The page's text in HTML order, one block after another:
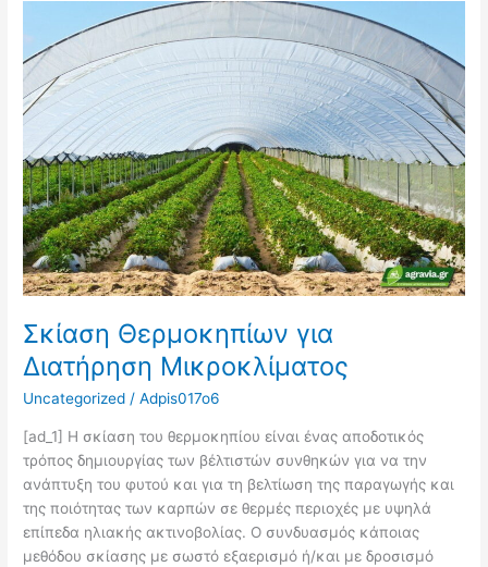
Σκίαση Θερμοκηπίων για
Διατήρηση Μικροκλίματος
Uncategorized /Adpis017o6
[ad_1] Η σκίαση του θερμοκηπίου είναι ένας αποδοτικός
τρόπος δημιουργίας των βέλτιστών συνθηκών για να την
ανάπτυξη του φυτού και για τη βελτίωση της παραγωγής και
της ποιότητας των καρπών σε θερμές περιοχές με υψηλά
επίπεδα ηλιακής ακτινοβολίας. Ο συνδυασμός κάποιας
μεθόδου σκίασης με σωστό εξαερισμό ή/και με δροσισμό
Θερμοκηπίων
για
Διατήρηση
Μικροκλίματος